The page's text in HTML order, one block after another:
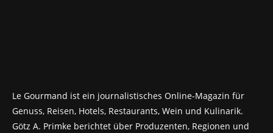
Le Gourmand ist ein journalistisches Online-Magazin für
Genuss, Reisen, Hotels, Restaurants, Wein und Kulinarik.
Götz A. Primke berichtet über Produzenten, Regionen und